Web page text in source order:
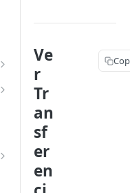
Ve
r
Tr
an
sf
er
en